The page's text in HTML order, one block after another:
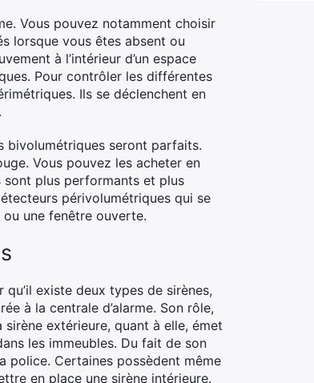
Vous pouvez notamment choisir
lorsque vous êtes absent ou
à l’intérieur d’un espace
Pour contrôler les différentes
Ils se déclenchent en
bivolumétriques seront parfaits.
Vous pouvez les acheter en
sont plus performants et plus
périvolumétriques qui se
une fenêtre ouverte.
existe deux types de sirènes,
à la centrale d’alarme. Son rôle,
extérieure, quant à elle, émet
les immeubles. Du fait de son
police. Certaines possèdent même
en place une sirène intérieure.